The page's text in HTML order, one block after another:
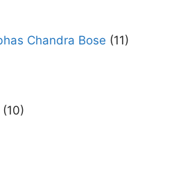
Chandra Bose (11)
(10)